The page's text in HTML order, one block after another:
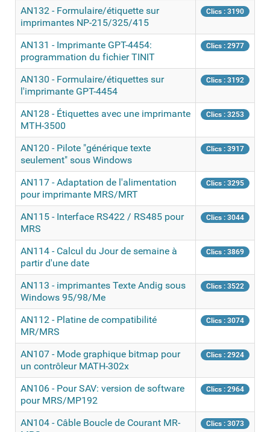
AN132 - Formulaire/étiquette sur
imprimantes NP-215/325/415
Clics : 3190
AN131 - Imprimante GPT-4454:
programmation du fichier TINIT
Clics : 2977
AN130 - Formulaire/étiquettes sur
l'imprimante GPT-4454
Clics : 3192
AN128 - Étiquettes avec une imprimante
MTH-3500
Clics : 3253
AN120 - Pilote "générique texte
seulement" sous Windows
Clics : 3917
AN117 - Adaptation de l'alimentation
pour imprimante MRS/MRT
Clics : 3295
AN115 - Interface RS422 / RS485 pour
MRS
Clics : 3044
AN114 - Calcul du Jour de semaine à
partir d'une date
Clics : 3869
AN113 - imprimantes Texte Andig sous
Windows 95/98/Me
Clics : 3522
AN112 - Platine de compatibilité
MR/MRS
Clics : 3074
AN107 - Mode graphique bitmap pour
un contrôleur MATH-302x
Clics : 2924
AN106 - Pour SAV: version de software
pour MRS/MP192
Clics : 2964
AN104 - Câble Boucle de Courant MR-
Clics : 3073